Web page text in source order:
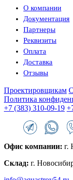
О компании
Документация
Партнеры
Реквизиты
Оплата
Доставка
Отзывы
Проектировщикам
Политика
+7 (383) 310-09-19
Офис компании: г.
Склад: г.